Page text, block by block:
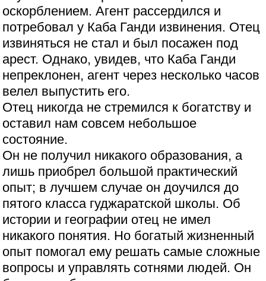
оскорблением. Агент рассердился и
потребовал у Каба Ганди извинения. Отец
извиняться не стал и был посажен под
арест. Однако, увидев, что Каба Ганди
непреклонен, агент через несколько часов
велел выпустить его.
Отец никогда не стремился к богатству и
оставил нам совсем небольшое
состояние.
Он не получил никакого образования, а
лишь приобрел большой практический
опыт; в лучшем случае он доучился до
пятого класса гуджаратской школы. Об
истории и географии отец не имел
никакого понятия. Но богатый жизненный
опыт помогал ему решать самые сложные
вопросы и управлять сотнями людей. Он